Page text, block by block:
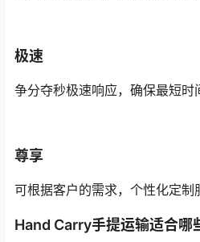
极速
争分夺秒极速响应，确保最短时
尊享
可根据客户的需求，个性化定制
Hand Carry手提运输适合哪